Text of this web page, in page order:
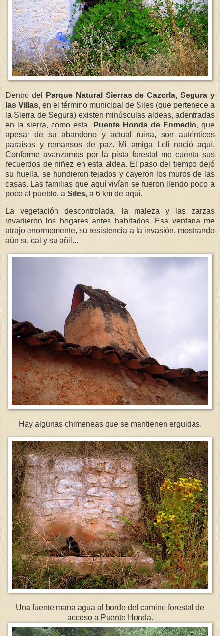
Dentro del
Parque Natural Sierras de Cazorla, Segura y
las Villas, en el término municipal de Siles (que pertenece a
la Sierra de Segura) existen minúsculas aldeas, adentradas
en la sierra, como esta,
Puente Honda de Enmedio, que
apesar de su abandono y actual ruina, son auténticos
paraísos y remansos de paz. Mi amiga Loli nació aquí.
Conforme avanzamos por la pista forestal me cuenta sus
recuerdos de niñez en esta aldea. El paso del tiempo dejó
su huella, se hundieron tejados y cayeron los muros de las
casas. Las familias que aquí vivían se fueron llendo poco a
poco al pueblo, a Siles, a 6 km de aquí.
La vegetación descontrolada, la maleza y las zarzas
invadieron los hogares antes habitados. Esa ventana me
atrajo enormemente, su resistencia a la invasión, mostrando
aún su cal y su añil...
Hay algunas chimeneas que se mantienen erguidas.
Una fuente mana agua al borde del camino forestal de
acceso a Puente Honda.